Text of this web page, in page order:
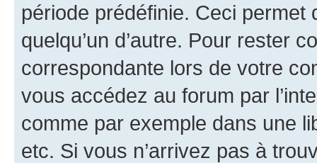
période prédéfinie. Ceci permet
quelqu’un d’autre. Pour rester
correspondante lors de votre
vous accédez au forum par
comme par exemple dans une
etc. Si vous n’arrivez pas à